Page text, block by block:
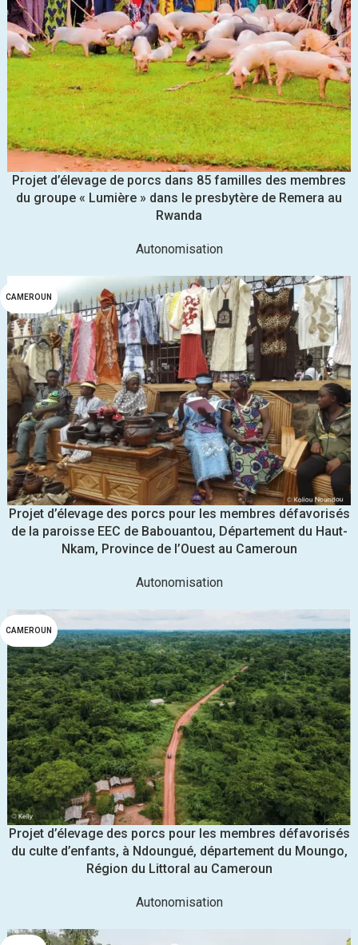
Projet d’élevage de porcs dans 85 familles des membres
du groupe « Lumière » dans le presbytère de Remera au
Rwanda
Autonomisation
CAMEROUN
Projet d’élevage des porcs pour les membres défavorisés
de la paroisse EEC de Babouantou, Département du Haut-
Nkam, Province de l’Ouest au Cameroun
Autonomisation
CAMEROUN
Projet d’élevage des porcs pour les membres défavorisés
du culte d’enfants, à Ndoungué, département du Moungo,
Région du Littoral au Cameroun
Autonomisation